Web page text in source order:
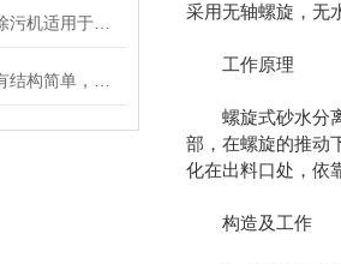
采用无轴螺旋，无
工作原理
螺旋式砂水分离
部，在螺旋的推动
化在出料口处，依
构造及工作